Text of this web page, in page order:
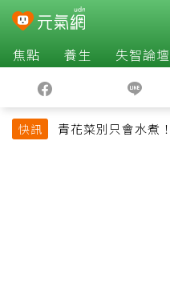
焦點 養生 失智論壇
快訊 青花菜別只會水煮